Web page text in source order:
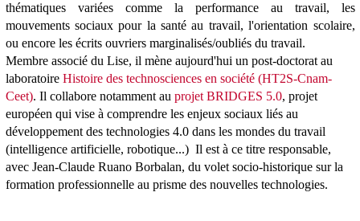
thématiques variées comme la performance au travail, les
mouvements sociaux pour la santé au travail, l'orientation scolaire,
ou encore les écrits ouvriers marginalisés/oubliés du travail.
Membre associé du Lise, il mène aujourd'hui un post-doctorat au
laboratoire Histoire des technosciences en société (HT2S-Cnam-
Ceet). Il collabore notamment au projet BRIDGES 5.0, projet
européen qui vise à comprendre les enjeux sociaux liés au
développement des technologies 4.0 dans les mondes du travail
(intelligence artificielle, robotique...) Il est à ce titre responsable,
avec Jean-Claude Ruano Borbalan, du volet socio-historique sur la
formation professionnelle au prisme des nouvelles technologies.